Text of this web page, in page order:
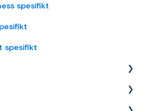
spesifikt
spesifikt